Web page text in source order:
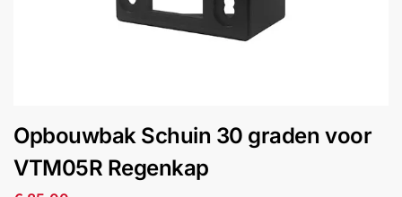
&
Intercom
Opbouwbak Schuin 30 graden voor
VTM05R Regenkap